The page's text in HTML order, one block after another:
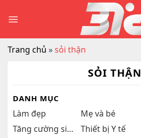
Trang chủ »sỏi thận
SỎI THẬN
DANH MỤC
Làm đẹp Mẹ và bé
Tăng cường sinh lý
Thiết bị Y tế